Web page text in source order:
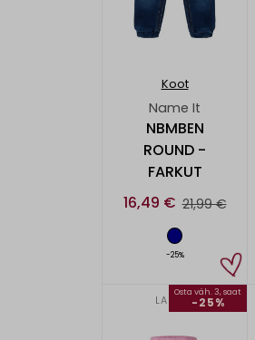
Koot
Name It
NBMBEN
ROUND -
FARKUT
16,49 € 21,99 €
-25%
LAPSET
Osta väh. 3, saat
-25%